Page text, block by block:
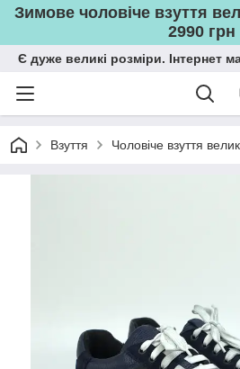
Зимове чоловіче взуття
2990 грн
Є дуже великі розміри. Інтернет
Взуття Чоловіче взуття